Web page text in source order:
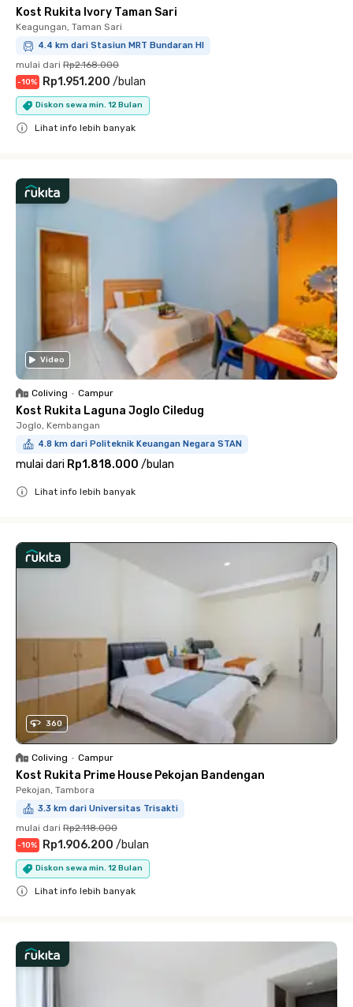
Kost Rukita Ivory Taman Sari
Keagungan, Taman Sari
4.4 km dari Stasiun MRT Bundaran HI
mulai dari Rp2.168.000
-10% Rp1.951.200 /bulan
Diskon sewa min. 12 Bulan
Lihat info lebih banyak
Video
Coliving • Campur
Kost Rukita Laguna Joglo Ciledug
Joglo, Kembangan
4.8 km dari Politeknik Keuangan Negara STAN
mulai dari Rp1.818.000 /bulan
Lihat info lebih banyak
360
Coliving • Campur
Kost Rukita Prime House Pekojan Bandengan
Pekojan, Tambora
3.3 km dari Universitas Trisakti
mulai dari Rp2.118.000
-10% Rp1.906.200 /bulan
Diskon sewa min. 12 Bulan
Lihat info lebih banyak